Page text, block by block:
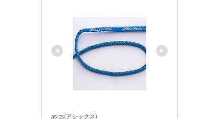
asics(アシックス)